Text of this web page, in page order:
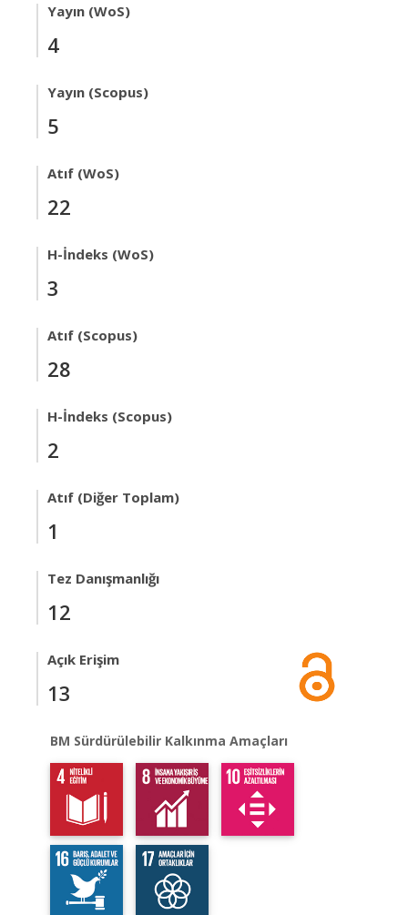
Yayın (WoS)
4
Yayın (Scopus)
5
Atıf (WoS)
22
H-İndeks (WoS)
3
Atıf (Scopus)
28
H-İndeks (Scopus)
2
Atıf (Diğer Toplam)
1
Tez Danışmanlığı
12
Açık Erişim
13
BM Sürdürülebilir Kalkınma Amaçları